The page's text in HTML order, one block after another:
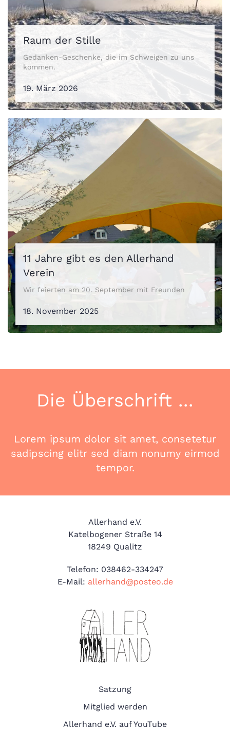
Raum der Stille
Gedanken-Geschenke, die im Schweigen zu uns
kommen.
19. März 2026
11 Jahre gibt es den Allerhand
Verein
Wir feierten am 20. September mit Freunden
18. November 2025
Die Überschrift ...
Lorem ipsum dolor sit amet, consetetur
sadipscing elitr sed diam nonumy eirmod
tempor.
​Allerhand e.V.
Katelbogener Straße 14
18249 Qualitz
Telefon: 038462-334247
E-Mail: allerhand@posteo.de
Satzung
Mitglied werden
Allerhand e.V. auf YouTube